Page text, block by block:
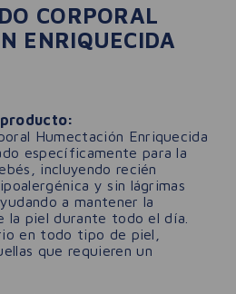
CORPORAL
ENRIQUECIDA
Humectación Enriquecida
específicamente para la
incluyendo recién
y sin lágrimas
a mantener la
la piel durante todo el día.
en todo tipo de piel,
que requieren un